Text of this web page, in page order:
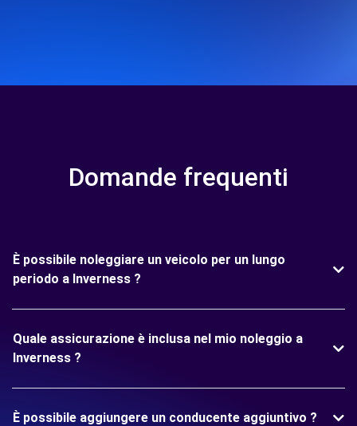
Domande frequenti
È possibile noleggiare un veicolo per un lungo
periodo a Inverness ?
Quale assicurazione è inclusa nel mio noleggio a
Inverness ?
È possibile aggiungere un conducente aggiuntivo ?